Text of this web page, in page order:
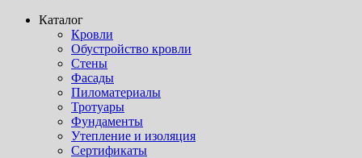
Каталог
Кровли
Обустройство кровли
Стены
Фасады
Пиломатериалы
Тротуары
Фундаменты
Утепление и изоляция
Сертификаты